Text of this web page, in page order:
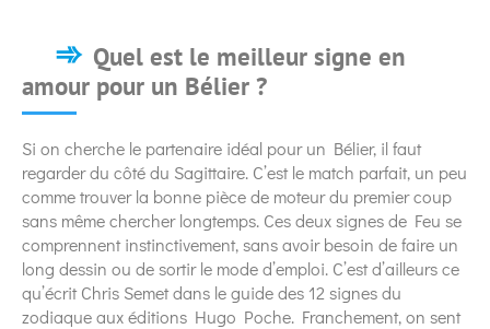
Quel est le meilleur signe en
amour pour un Bélier ?
Si on cherche le partenaire idéal pour un Bélier, il faut
regarder du côté du Sagittaire. C’est le match parfait, un peu
comme trouver la bonne pièce de moteur du premier coup
sans même chercher longtemps. Ces deux signes de Feu se
comprennent instinctivement, sans avoir besoin de faire un
long dessin ou de sortir le mode d’emploi. C’est d’ailleurs ce
qu’écrit Chris Semet dans le guide des 12 signes du
zodiaque aux éditions Hugo Poche. Franchement, on sent